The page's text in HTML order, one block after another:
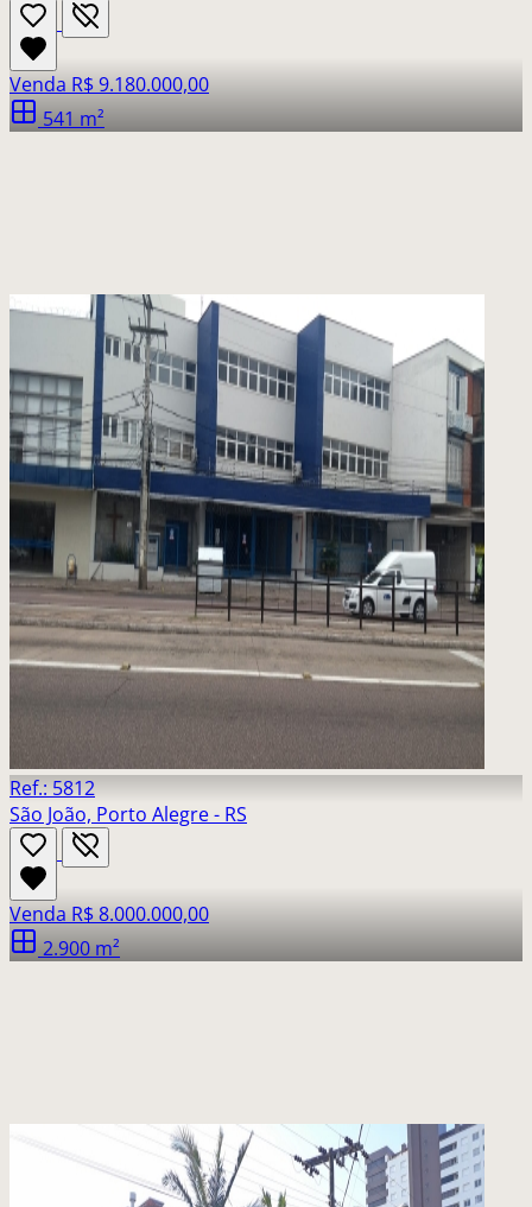
Venda R$ 9.180.000,00
541 m²
Ref.: 5812
São João, Porto Alegre - RS
Venda R$ 8.000.000,00
2.900 m²